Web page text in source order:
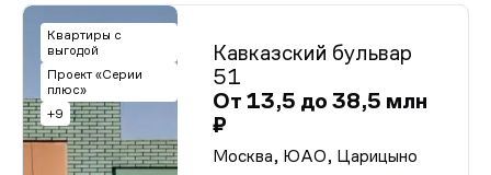
Квартиры с
выгодой
Проект «Серии
плюс»
+9
Кавказский бульвар
51
От 13,5 до 38,5 млн
₽
Москва, ЮАО, Царицыно